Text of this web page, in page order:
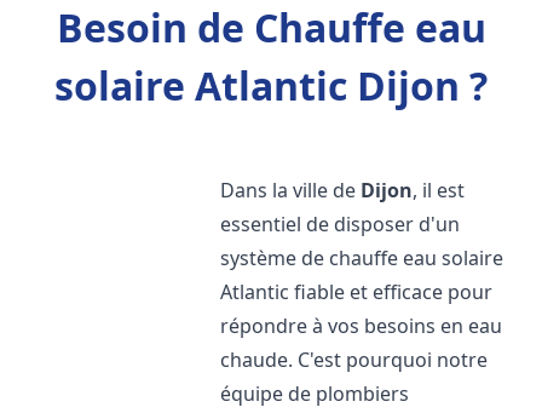
Besoin de Chauffe eau
solaire Atlantic Dijon ?
Dans la ville de Dijon, il est
essentiel de disposer d'un
système de chauffe eau solaire
Atlantic fiable et efficace pour
répondre à vos besoins en eau
chaude. C'est pourquoi notre
équipe de plombiers